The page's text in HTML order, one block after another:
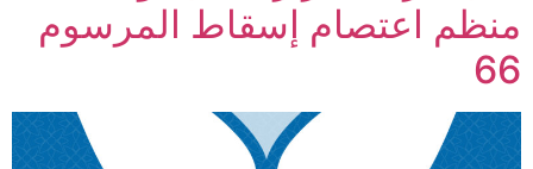
منظم اعتصام إسقاط المرسوم
66